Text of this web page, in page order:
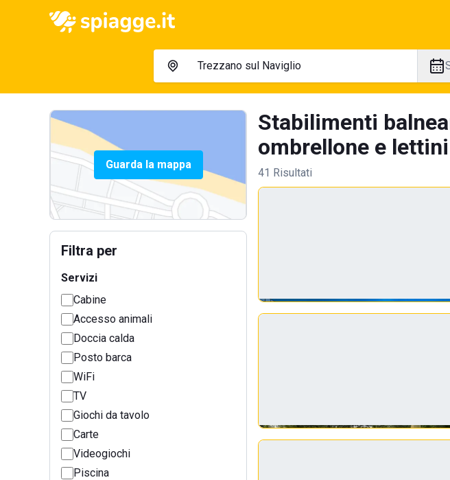
Guarda la mappa
Filtra per
Servizi
Cabine
Accesso animali
Doccia calda
Posto barca
WiFi
TV
Giochi da tavolo
Carte
Videogiochi
Piscina
Stabilimenti
ombrellone e lettini
41 Risultati